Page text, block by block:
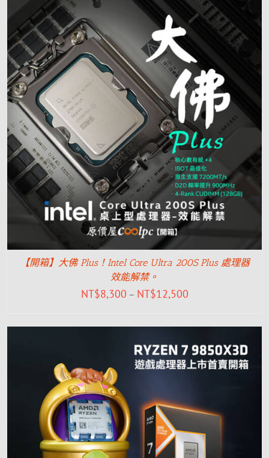
【開箱】大佛 Plus！Intel Core Ultra 200S Plus 處理器
效能解禁。
NT$8,300 – NT$12,500